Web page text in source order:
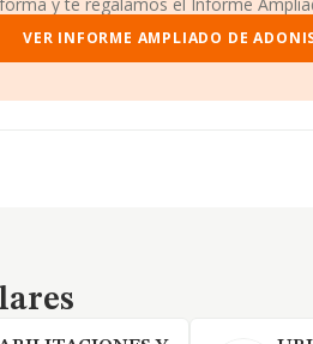
VER INFORME AMPLIADO DE